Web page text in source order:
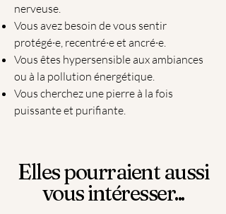
nerveuse.
Vous avez besoin de vous sentir
protégé·e, recentré·e et ancré·e.
Vous êtes hypersensible aux ambiances
ou à la pollution énergétique.
Vous cherchez une pierre à la fois
puissante et purifiante.
Elles pourraient aussi
vous intéresser...